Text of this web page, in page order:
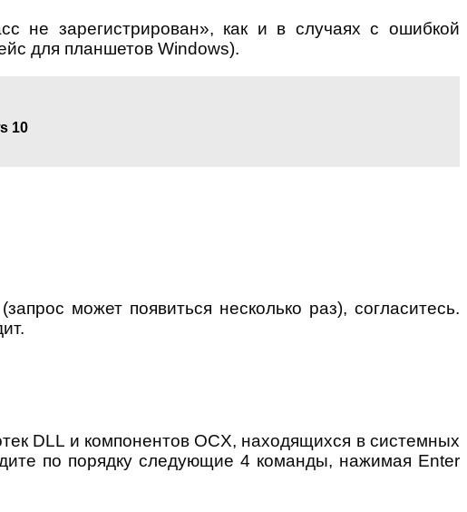
не зарегистрирован», как и в случаях с ошибкой
для планшетов Windows).
10
может появиться несколько раз), согласитесь.
DLL и компонентов OCX, находящихся в системных
по порядку следующие 4 команды, нажимая Enter